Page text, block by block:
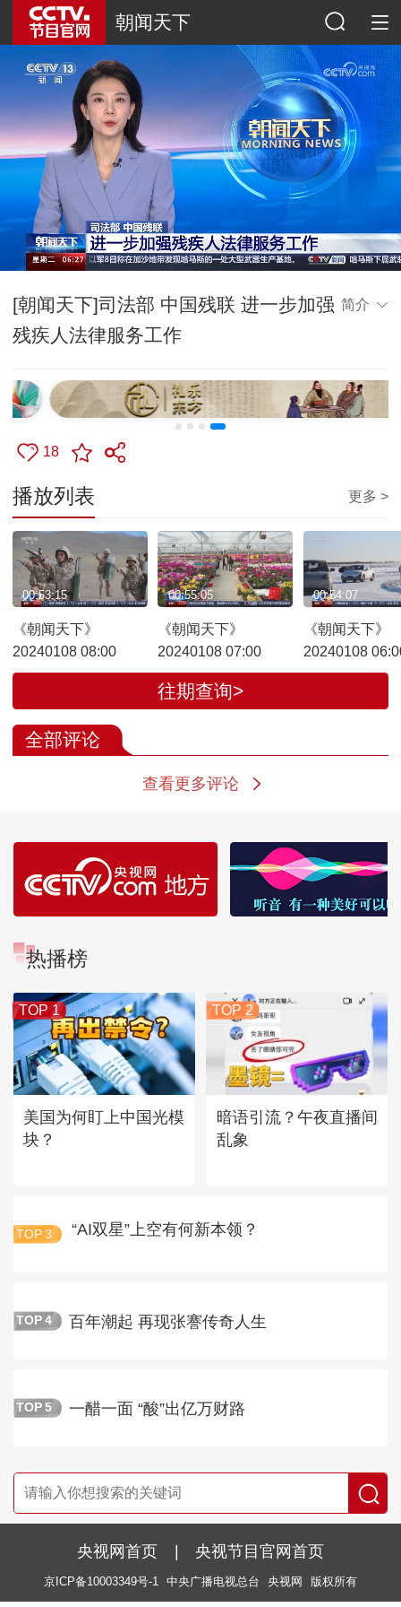
朝闻天下
[朝闻天下]司法部 中国残联 进一步加强
残疾人法律服务工作
简介
18
播放列表 更多 >
《朝闻天下》
20240108 08:00
00:53:15
《朝闻天下》
20240108 07:00
00:55:05
《朝闻天下》
20240108
00:54:07
往期查询>
全部评论
查看更多评论
热播榜
TOP 1
美国为何盯上中国光模
块？
TOP 2
暗语引流？午夜直播间
乱象
TOP 3 “AI双星”上空有何新本领？
TOP 4 百年潮起 再现张謇传奇人生
TOP 5 一醋一面 “酸”出亿万财路
央视网首页 | 央视节目官网首页
京ICP备10003349号-1 中央广播电视总台 央视网 版权所有